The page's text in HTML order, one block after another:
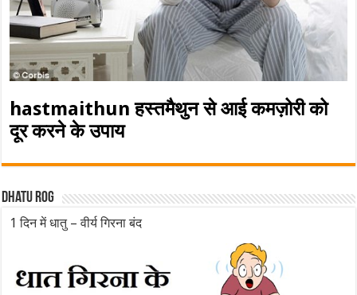
hastmaithun हस्तमैथुन से आई कमज़ोरी को
दूर करने के उपाय
Dhatu rog
1 दिन में धातु – वीर्य गिरना बंद